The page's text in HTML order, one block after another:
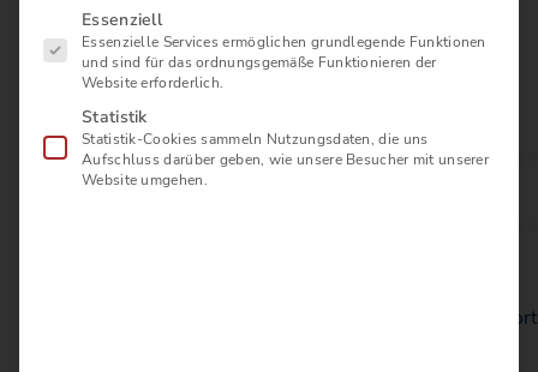
Pools für Makler
Mitgliedschaft
Es folgt eine Liste der Service-Gruppen, für die eine
Essenziell
Essenzielle Services ermöglichen grundlegende Funktionen
und sind für das ordnungsgemäße Funktionieren der
Website erforderlich.
Statistik
Statistik-Cookies sammeln Nutzungsdaten, die uns
Aufschluss darüber geben, wie unsere Besucher mit unserer
Website umgehen.